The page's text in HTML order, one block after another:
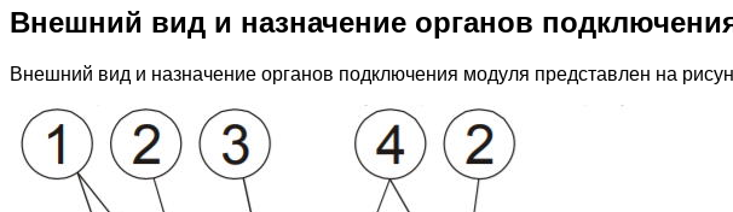
Внешний вид и назначение органов
Внешний вид и назначение органов подключения модуля представлен на